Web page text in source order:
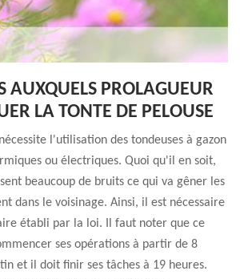
AUXQUELS PROLAGUEUR
LA TONTE DE PELOUSE
l'utilisation des tondeuses à gazon
ou électriques. Quoi qu'il en soit,
beaucoup de bruits ce qui va gêner les
dans le voisinage. Ainsi, il est nécessaire
établi par la loi. Il faut noter que ce
ses opérations à partir de 8
et il doit finir ses tâches à 19 heures.